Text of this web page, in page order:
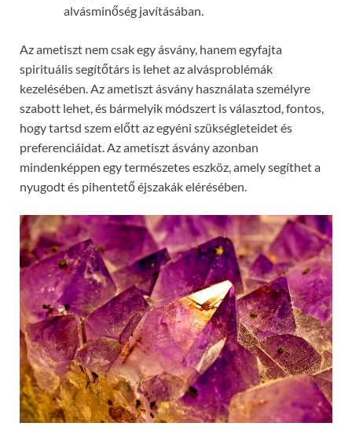
alvásminőség javításában.
Az ametiszt nem csak egy ásvány, hanem egyfajta
spirituális segítőtárs is lehet az alvásproblémák
kezelésében. Az ametiszt ásvány használata személyre
szabott lehet, és bármelyik módszert is választod, fontos,
hogy tartsd szem előtt az egyéni szükségleteidet és
preferenciáidat. Az ametiszt ásvány azonban
mindenképpen egy természetes eszköz, amely segíthet a
nyugodt és pihentető éjszakák elérésében.